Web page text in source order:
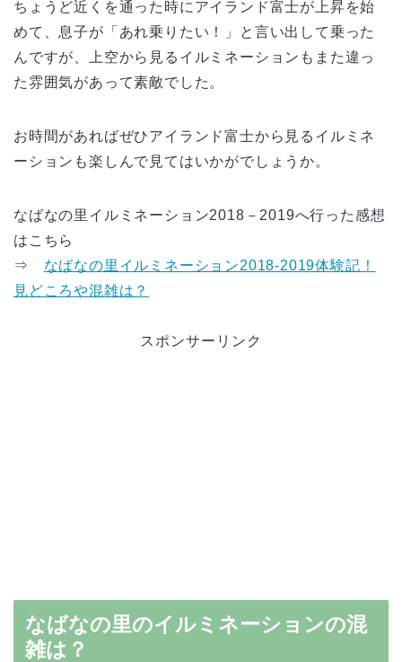
ちょうど近くを通った時にアイランド富士が上昇を始
めて、息子が「あれ乗りたい！」と言い出して乗った
んですが、上空から見るイルミネーションもまた違っ
た雰囲気があって素敵でした。
お時間があればぜひアイランド富士から見るイルミネ
ーションも楽しんで見てはいかがでしょうか。
なばなの里イルミネーション2018－2019へ行った感想
はこちら
⇒ なばなの里イルミネーション2018-2019体験記！
見どころや混雑は？
スポンサーリンク
なばなの里のイルミネーションの混
雑は？